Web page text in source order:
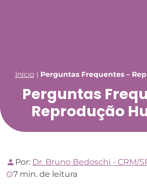
Início | Perguntas Frequentes –
Perguntas
Reprodução
Por: Dr. Bruno Bedoschi - CRM/
7 min. de leitura